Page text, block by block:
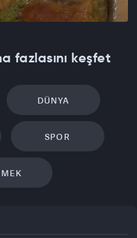
fazlasını keşfet
DÜNYA
SPOR